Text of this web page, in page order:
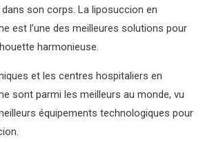
son corps. La liposuccion en
est l’une des meilleures solutions pour
harmonieuse.
et les centres hospitaliers en
sont parmi les meilleurs au monde, vu
équipements technologiques pour